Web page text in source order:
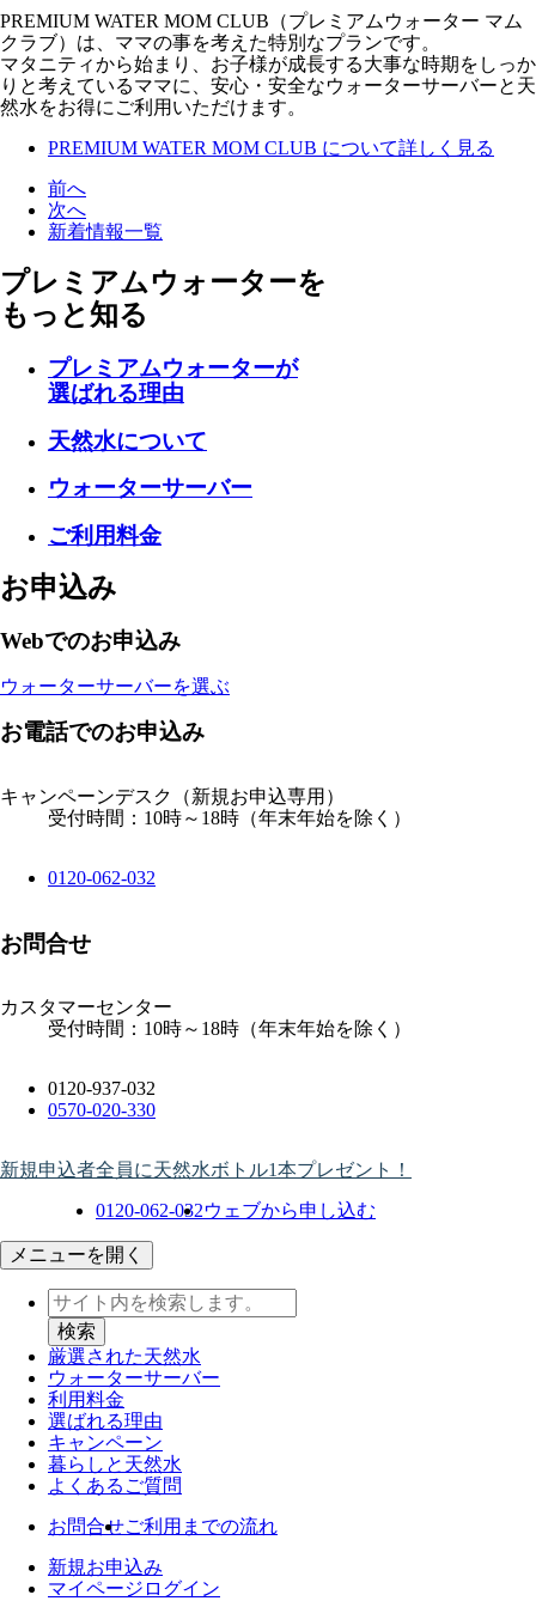
PREMIUM WATER MOM CLUB（プレミアムウォーター マム
クラブ）は、ママの事を考えた特別なプランです。
マタニティから始まり、お子様が成長する大事な時期をしっか
りと考えているママに、安心・安全なウォーターサーバーと天
然水をお得にご利用いただけます。
PREMIUM WATER MOM CLUB について詳しく見る
前へ
次へ
新着情報一覧
プレミアムウォーターを
もっと知る
プレミアムウォーターが
選ばれる理由
天然水について
ウォーターサーバー
ご利用料金
お申込み
Webでのお申込み
ウォーターサーバーを選ぶ
お電話でのお申込み
キャンペーンデスク
（新規お申込専用）
受付時間：10時～18時（年末年始を除く）
0120-062-032
お問合せ
カスタマーセンター
受付時間：10時～18時（年末年始を除く）
0120-937-032
0570-020-330
新規申込者全員に天然水ボトル1本プレゼント！
0120-062-032ウェブから申し込む
メニューを開く
厳選された天然水
ウォーターサーバー
利用料金
選ばれる理由
キャンペーン
暮らしと天然水
よくあるご質問
お問合せご利用までの流れ
新規お申込み
マイページログイン